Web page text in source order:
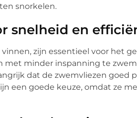
snorkelen.
snelheid en
zijn essentieel voor het
met minder inspanning te
dat de zwemvliezen goed
een goede keuze, omdat ze